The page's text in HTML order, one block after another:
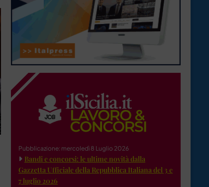
Pubblicazione: mercoledì 8 Luglio 2026
Bandi e concorsi: le ultime novità dalla
Gazzetta Ufficiale della Repubblica Italiana del 3 e
7 luglio 2026